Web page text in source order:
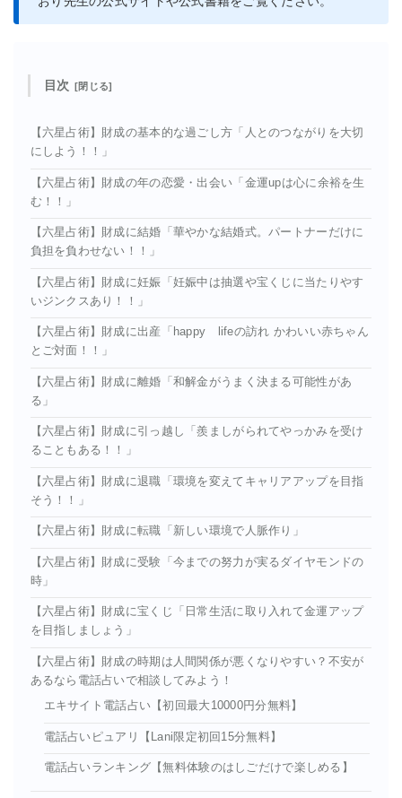
目次
【六星占術】財成の基本的な過ごし方「人とのつながりを大切
にしよう！！」
【六星占術】財成の年の恋愛・出会い「金運upは心に余裕を生
む！！」
【六星占術】財成に結婚「華やかな結婚式。パートナーだけに
負担を負わせない！！」
【六星占術】財成に妊娠「妊娠中は抽選や宝くじに当たりやす
いジンクスあり！！」
【六星占術】財成に出産「happy lifeの訪れ かわいい赤ちゃん
とご対面！！」
【六星占術】財成に離婚「和解金がうまく決まる可能性があ
る」
【六星占術】財成に引っ越し「羨ましがられてやっかみを受け
ることもある！！」
【六星占術】財成に退職「環境を変えてキャリアアップを目指
そう！！」
【六星占術】財成に転職「新しい環境で人脈作り」
【六星占術】財成に受験「今までの努力が実るダイヤモンドの
時」
【六星占術】財成に宝くじ「日常生活に取り入れて金運アップ
を目指しましょう」
【六星占術】財成の時期は人間関係が悪くなりやすい？不安が
あるなら電話占いで相談してみよう！
エキサイト電話占い【初回最大10000円分無料】
電話占いピュアリ【Lani限定初回15分無料】
電話占いランキング【無料体験のはしごだけで楽しめる】